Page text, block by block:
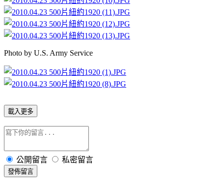
Photo by U.S. Army Service
載入更多
公開留言 私密留言
發佈留言